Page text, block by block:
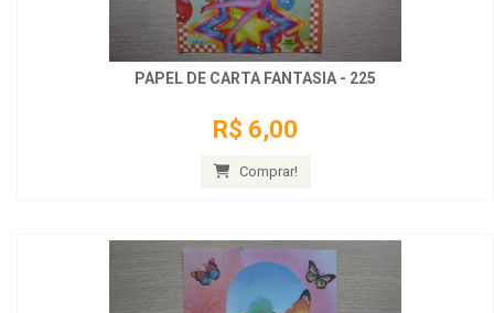
PAPEL DE CARTA FANTASIA - 225
R$ 6,00
Comprar!